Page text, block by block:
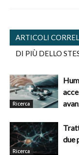
ARTICOLI
DI PIÙ DELLO
Ricerca
Ricerca
due